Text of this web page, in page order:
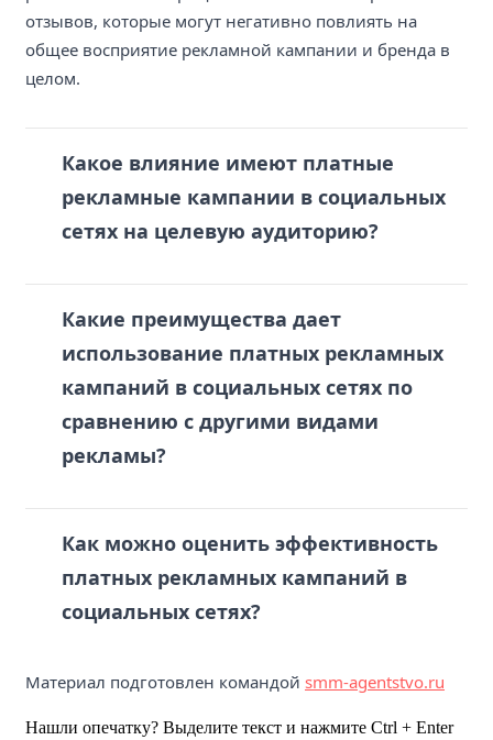
отзывов, которые могут негативно повлиять на
общее восприятие рекламной кампании и бренда в
целом.
Какое влияние имеют платные
рекламные кампании в социальных
сетях на целевую аудиторию?
Какие преимущества дает
использование платных рекламных
кампаний в социальных сетях по
сравнению с другими видами
рекламы?
Как можно оценить эффективность
платных рекламных кампаний в
социальных сетях?
Материал подготовлен командой smm-agentstvo.ru
Нашли опечатку? Выделите текст и нажмите Ctrl + Enter